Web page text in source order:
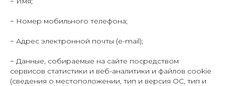
− Номер мобильного телефона;
− Адрес электронной почты (e-mail);
− Данные, собираемые на сайте посредством
сервисов статистики и веб-аналитики и файлов cookie
(сведения о местоположении, тип и версия ОС, тип и